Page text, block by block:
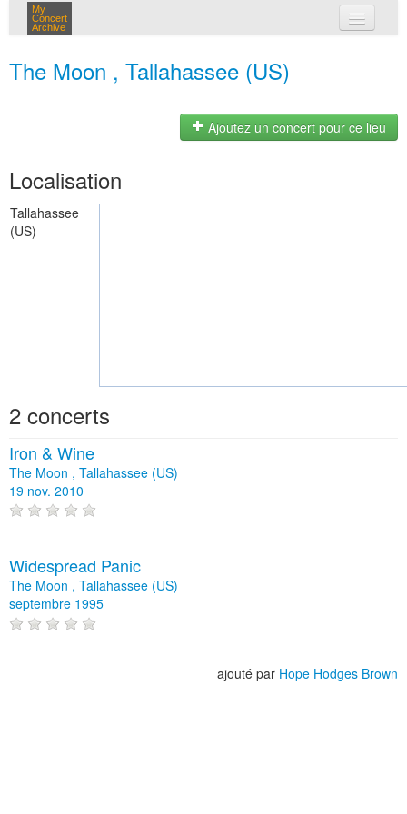
My
Concert
Archive
The Moon , Tallahassee (US)
Ajoutez un concert pour ce lieu
Localisation
Tallahassee
(US)
2 concerts
Iron & Wine
The Moon , Tallahassee (US)
19 nov. 2010
Widespread Panic
The Moon , Tallahassee (US)
septembre 1995
ajouté par Hope Hodges Brown